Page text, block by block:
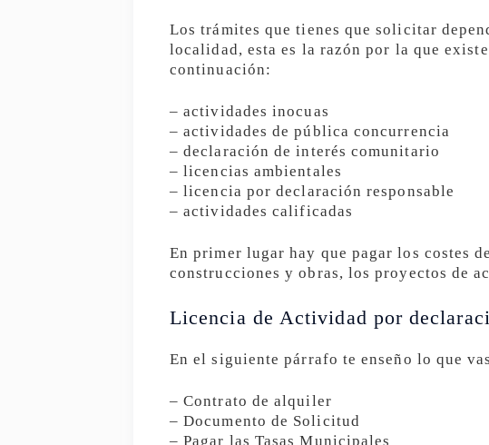
Los trámites que tienes que solicitar
localidad, esta es la razón por la que
continuación:
– actividades inocuas
– actividades de pública concurrencia
– declaración de interés comunitario
– licencias ambientales
– licencia por declaración responsable
– actividades calificadas
En primer lugar hay que pagar los costes
construcciones y obras, los proyectos de
Licencia de Actividad por
En el siguiente párrafo te enseño lo que
– Contrato de alquiler
– Documento de Solicitud
– Pagar las Tasas Municipales